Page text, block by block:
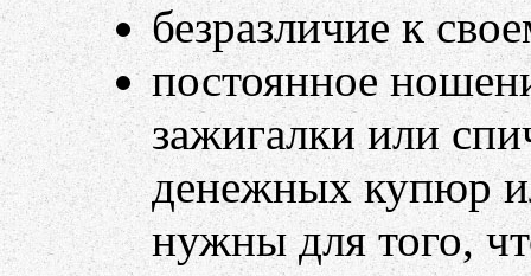
безразличие к
постоянное
зажигалки или
денежных купюр
нужны для того,